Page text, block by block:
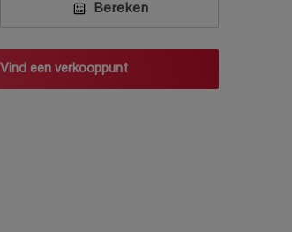
Bereken
Vind een verkooppunt